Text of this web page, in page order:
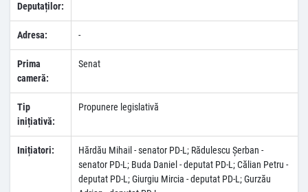
Deputaților:
Adresa: -
Prima
cameră:
Senat
Tip
inițiativă:
Propunere legislativă
Inițiatori:
Hărdău Mihail - senator PD-L; Rădulescu Şerban -
senator PD-L; Buda Daniel - deputat PD-L; Călian Petru -
deputat PD-L; Giurgiu Mircia - deputat PD-L; Gurzău